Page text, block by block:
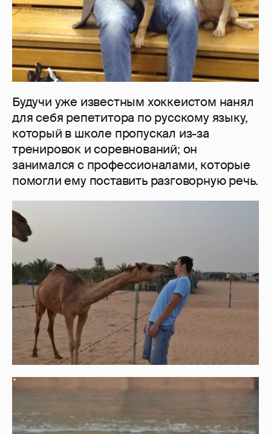
Будучи уже известным хоккеистом нанял
для себя репетитора по русскому языку,
который в школе пропускал из-за
тренировок и соревнований; он
занимался с профессионалами, которые
помогли ему поставить разговорную речь.